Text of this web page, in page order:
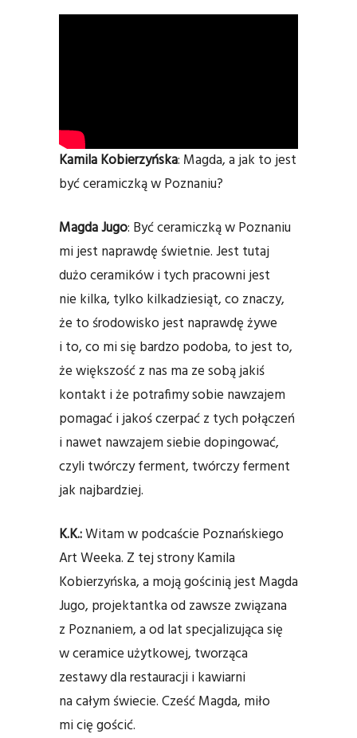
Kamila Kobierzyńska: Magda, a jak to jest
być ceramiczką w Poznaniu?
Magda Jugo: Być ceramiczką w Poznaniu
mi jest naprawdę świetnie. Jest tutaj
dużo ceramików i tych pracowni jest
nie kilka, tylko kilkadziesiąt, co znaczy,
że to środowisko jest naprawdę żywe
i to, co mi się bardzo podoba, to jest to,
że większość z nas ma ze sobą jakiś
kontakt i że potrafimy sobie nawzajem
pomagać i jakoś czerpać z tych połączeń
i nawet nawzajem siebie dopingować,
czyli twórczy ferment, twórczy ferment
jak najbardziej.
K.K.:Witam w podcaście Poznańskiego
Art Weeka. Z tej strony Kamila
Kobierzyńska, a moją gościnią jest Magda
Jugo, projektantka od zawsze związana
z Poznaniem, a od lat specjalizująca się
w ceramice użytkowej, tworząca
zestawy dla restauracji i kawiarni
na całym świecie. Cześć Magda, miło
mi cię gościć.